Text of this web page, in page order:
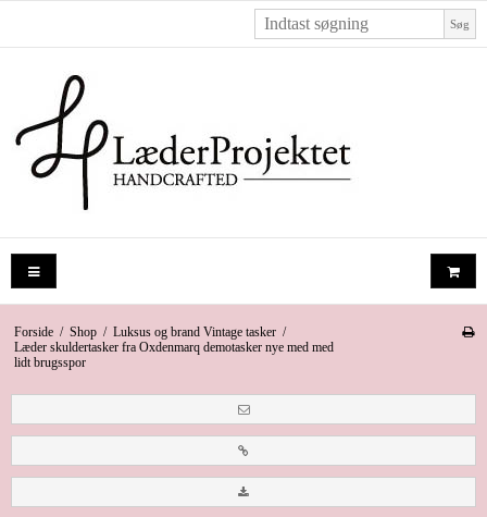
Søg
Forside / Shop / Luksus og brand Vintage tasker /
Læder skuldertasker fra Oxdenmarq demotasker nye med med
lidt brugsspor